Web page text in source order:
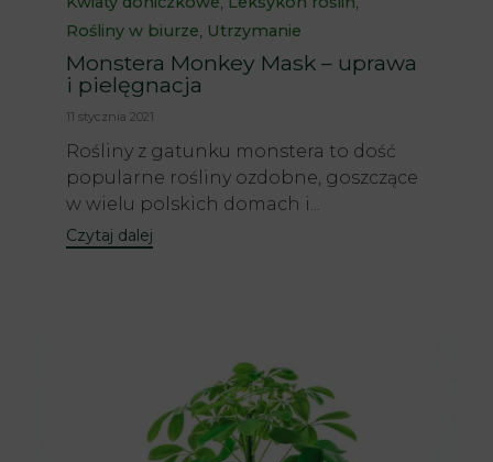
Rośliny w biurze, Utrzymanie
Monstera Monkey Mask – uprawa
i pielęgnacja
11 stycznia 2021
Rośliny z gatunku monstera to dość
popularne rośliny ozdobne, goszczące
w wielu polskich domach i...
Czytaj dalej